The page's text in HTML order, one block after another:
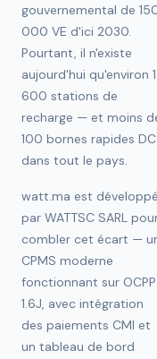
gouvernemental de
000 VE d'ici 2030.
Pourtant, il n'existe
aujourd'hui qu'environ 1
600 stations de
recharge — et moins
100 bornes rapides DC
dans tout le pays.
watt.ma est développé
par WATTSC SARL
combler cet écart —
CPMS moderne
fonctionnant sur OCPP
1.6J, avec intégration
des paiements CMI et
un tableau de bord